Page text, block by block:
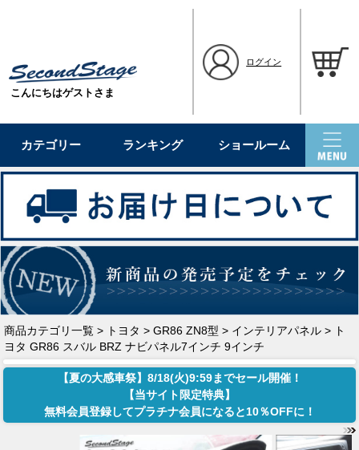
こんにちはゲストさま
ログイン
カテゴリー ランキング ショールーム
商品カテゴリ一覧 > トヨタ > GR86 ZN8型 > インテリアパネル > ト
ヨタ GR86 スバル BRZ ナビパネル7インチ 9インチ
【夏の大感車祭】8/18(火)9:59までセール開催！
【当サイト限定特典】
無料会員登録してプラチナ会員になると10％OFFに！